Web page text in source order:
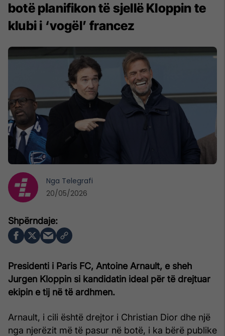
botë planifikon të sjellë Kloppin te
klubi i ‘vogël’ francez
Presidenti i Paris FC, Antoine Arnault, e sheh
Jurgen Kloppin si kandidatin ideal për të drejtuar
ekipin e tij në të ardhmen.
Arnault, i cili është drejtor i Christian Dior dhe një
nga njerëzit më të pasur në botë, i ka bërë publike
Nga Telegrafi
20/05/2026